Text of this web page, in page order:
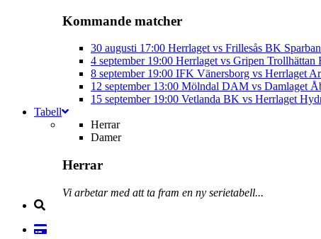
Kommande matcher
30 augusti 17:00 Herrlaget vs Frillesås BK
4 september 19:00 Herrlaget vs Gripen Trollhättan
8 september 19:00 IFK Vänersborg vs Herrlaget
12 september 13:00 Mölndal DAM vs Damlaget
15 september 19:00 Vetlanda BK vs Herrlaget
Tabell
Herrar
Damer
Herrar
Vi arbetar med att ta fram en ny serietabell...